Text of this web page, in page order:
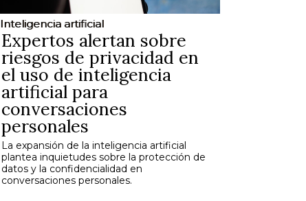
Inteligencia artificial
Expertos alertan sobre
riesgos de privacidad en
el uso de inteligencia
artificial para
conversaciones
personales
La expansión de la inteligencia artificial
plantea inquietudes sobre la protección de
datos y la confidencialidad en
conversaciones personales.